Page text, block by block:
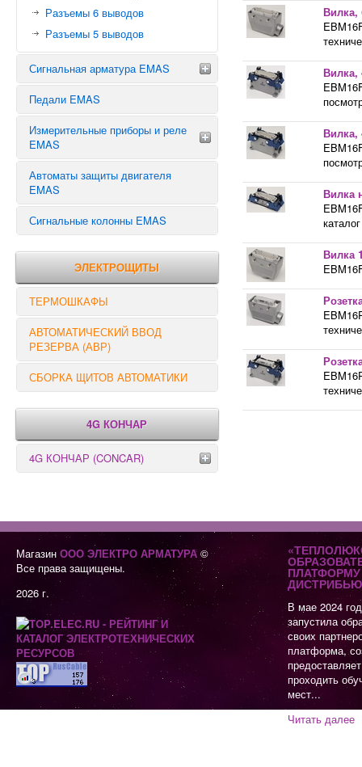
Разъемы 6 выводов
Разъемы 5 выводов
Сигнальная арматура EMAS
Сигнальная арматура 10 мм
Сигнальная арматура 22 мм
Педали EMAS
Измерительные приборы и реле
EMAS
ТАЙМЕРЫ
РЕЛЕ ВРЕМЕНИ
РЕЛЕ НАПРЯЖЕНИЯ
РЕЛЕ КОНТРОЛЯ
Автоматы защиты двигателя
EMAS
Сигнальные колонны EMAS
ЭЛЕКТРОЩИТЫ
ТЕРМОШКАФЫ
АВТОМАТИЧЕСКИЙ ВВОД
РЕЗЕРВА (АВР)
СБОРКА ЩИТОВ АВТОМАТИКИ
4G КОНЧАР
4G КОНЧАР (CONCAR)
Вилка,
Вилка,
Вилка,
Вилка
каталог
Вилка
Магазин ООО ЭЛЕКТРО АРМАТУРА©
Все права защищены.
2026 г.
В мае 2024
запустила
своих
платформа,
проходить
мест...
Читать далее